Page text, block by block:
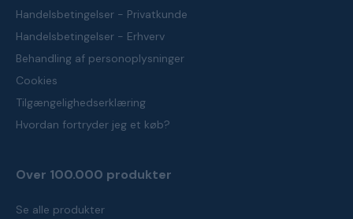
Handelsbetingelser - Privatkunde
Handelsbetingelser - Erhverv
Behandling af personoplysninger
Cookies
Tilgængelighedserklæring
Hvordan fortryder jeg et køb?
Over 100.000 produkter
Se alle produkter